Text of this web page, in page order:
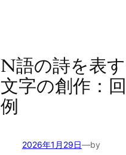
N語の詩を表
文字の創作：
例
2026年1月29日—by